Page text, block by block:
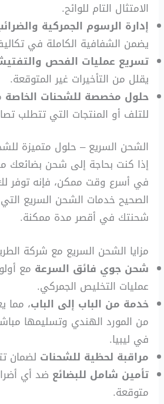
الامتثال التام للوائح.
إدارة الرسوم الجمركية
يضمن الشفافية الكاملة في
تسريع عمليات الفحص
يقلل من التأخيرات غير المتوقعة.
حلول مخصصة للشحنات الخاصة
للتلف أو المنتجات التي تتطلب
الشحن السريع – حلول متميزة
إذا كنت بحاجة إلى شحن بضائعك
في أسرع وقت ممكن، فإنه توفر
الصحيح خدمات الشحن السريع
شحنتك في أقصر مدة ممكنة.
مزايا الشحن السريع مع شركة
شحن جوي فائق السرعة مع
عمليات التخليص الجمركي.
خدمة من الباب إلى الباب، مما
من المورد الهندي وتسليمها
في ليبيا.
مراقبة لحظية للشحنات لضمان
تأمين شامل للبضائع ضد أي
متوقعة.